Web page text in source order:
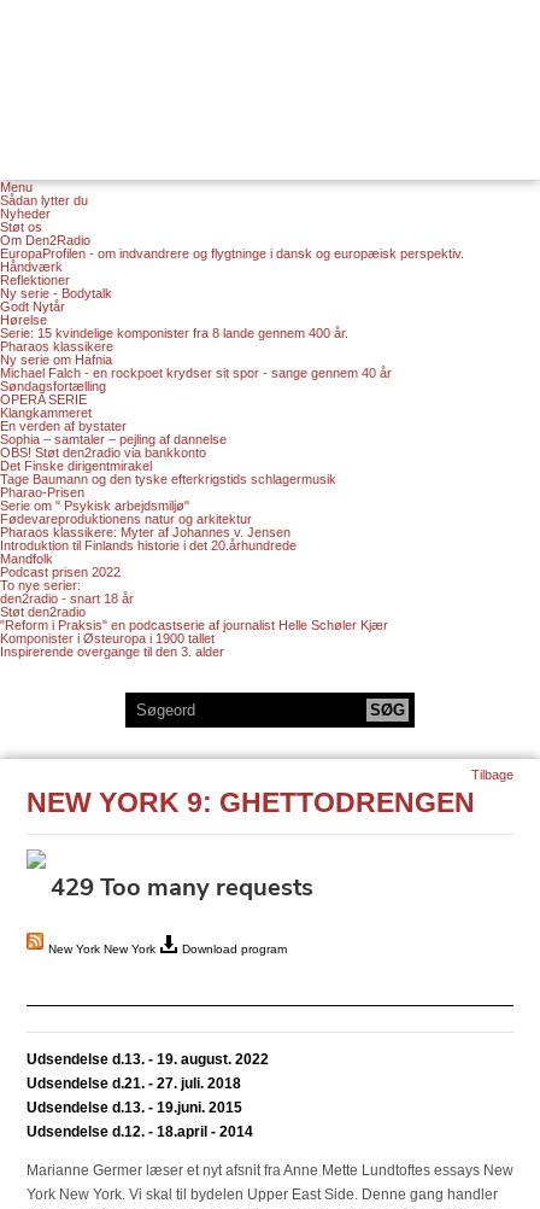
Menu
Sådan lytter du
Nyheder
Støt os
Om Den2Radio
EuropaProfilen - om indvandrere og flygtninge i dansk og europæisk perspektiv.
Håndværk
Reflektioner
Ny serie - Bodytalk
Godt Nytår
Hørelse
Serie: 15 kvindelige komponister fra 8 lande gennem 400 år.
Pharaos klassikere
Ny serie om Hafnia
Michael Falch - en rockpoet krydser sit spor - sange gennem 40 år
Søndagsfortælling
OPERA SERIE
Klangkammeret
En verden af bystater
Sophia – samtaler – pejling af dannelse
OBS! Støt den2radio via bankkonto
Det Finske dirigentmirakel
Tage Baumann og den tyske efterkrigstids schlagermusik
Pharao-Prisen
Serie om " Psykisk arbejdsmiljø"
Fødevareproduktionens natur og arkitektur
Pharaos klassikere: Myter af Johannes v. Jensen
Introduktion til Finlands historie i det 20.århundrede
Mandfolk
Podcast prisen 2022
To nye serier:
den2radio - snart 18 år
Støt den2radio
"Reform i Praksis" en podcastserie af journalist Helle Schøler Kjær
Komponister i Østeuropa i 1900 tallet
Inspirerende overgange til den 3. alder
NEW YORK 9: GHETTODRENGEN
New York New York Download program
Udsendelse d.13. - 19. august. 2022
Udsendelse d.21. - 27. juli. 2018
Udsendelse d.13. - 19.juni. 2015
Udsendelse d.12. - 18.april - 2014
Marianne Germer læser et nyt afsnit fra Anne Mette Lundtoftes essays New
York New York. Vi skal til bydelen Upper East Side. Denne gang handler
Tilbage